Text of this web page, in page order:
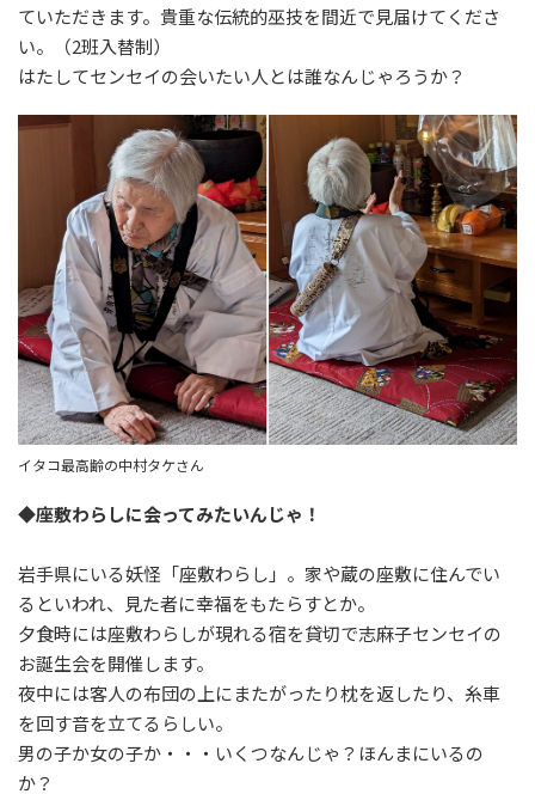
ていただきます。貴重な伝統的巫技を間近で見届けてくださ
い。（2班入替制）
はたしてセンセイの会いたい人とは誰なんじゃろうか？
イタコ最高齢の中村タケさん
◆座敷わらしに会ってみたいんじゃ！
岩手県にいる妖怪「座敷わらし」。家や蔵の座敷に住んでい
るといわれ、見た者に幸福をもたらすとか。
夕食時には座敷わらしが現れる宿を貸切で志麻子センセイの
お誕生会を開催します。
夜中には客人の布団の上にまたがったり枕を返したり、糸車
を回す音を立てるらしい。
男の子か女の子か・・・いくつなんじゃ？ほんまにいるの
か？